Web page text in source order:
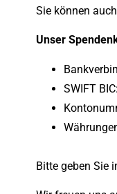
Sie können
Unser
SWIFT
Bitte geben Sie